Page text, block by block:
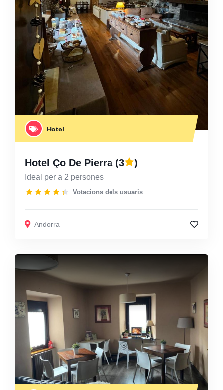
Hotel
Hotel Ço De Pierra(3 )
Ideal per a 2 persones
Votacions dels usuaris
Andorra